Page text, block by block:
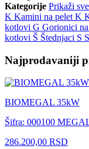
Kategorije Prikaži
K Kamini na pelet K
kotlovi G Gorionici
kotlovi Š Štednjaci S
Najprodavaniji
BIOMEGAL 35kW
Šifra: 000100
286.200,00 RSD